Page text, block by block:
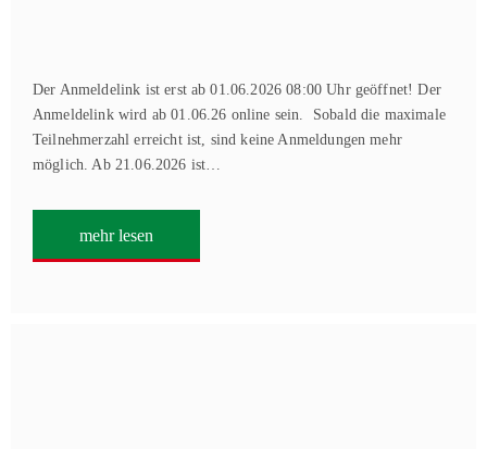
Der Anmeldelink ist erst ab 01.06.2026 08:00 Uhr geöffnet! Der
Anmeldelink wird ab 01.06.26 online sein. Sobald die maximale
Teilnehmerzahl erreicht ist, sind keine Anmeldungen mehr
möglich. Ab 21.06.2026 ist…
mehr lesen